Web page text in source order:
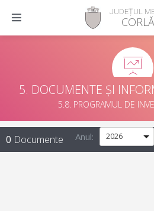
JUDEȚUL
5. DOCUMENTE ȘI
5.8. PROGRAMUL DE
0 Documente Anul: